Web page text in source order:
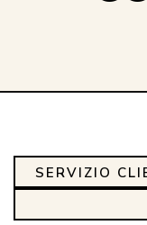
SERVIZIO